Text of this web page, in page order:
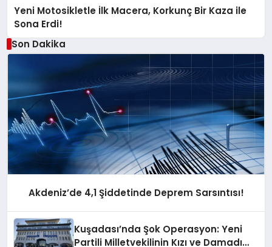
Yeni Motosikletle İlk Macera, Korkunç Bir Kaza ile
Sona Erdi!
Son Dakika
Akdeniz’de 4,1 Şiddetinde Deprem Sarsıntısı!
Kuşadası’nda Şok Operasyon: Yeni
Partili Milletvekilinin Kızı ve Damadı